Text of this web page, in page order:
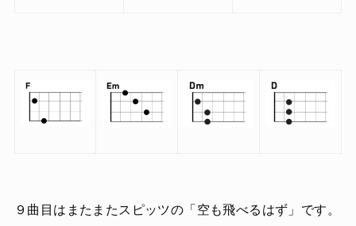
９曲目はまたまたスピッツの「空も飛べるはず」です。